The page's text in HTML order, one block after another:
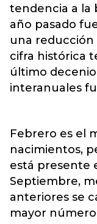
tendencia a la
año pasado
una reducción
cifra histórica
último
interanuales
Febrero es el
nacimientos,
está presente
Septiembre,
anteriores se
mayor